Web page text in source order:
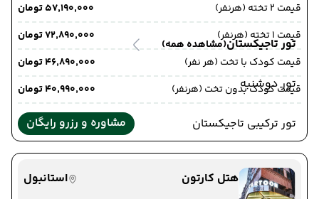
تور تاجیکستان(مشاهده همه)
تور دوشنبه
تور ترکیبی تاجیکستان
قیمت 2 تخته (هرنفر)
۵۷٬۱۹۰٬۰۰۰ تومان
قیمت 1 تخته (هرنفر)
۷۲٬۸۹۰٬۰۰۰ تومان
قیمت کودک با تخت (هر نفر)
۴۶٬۸۹۰٬۰۰۰ تومان
قیمت کودک بدون تخت (هرنفر)
۴۰٬۹۹۰٬۰۰۰ تومان
مشاوره و رزرو رایگان
هتل کارتون
استانبول